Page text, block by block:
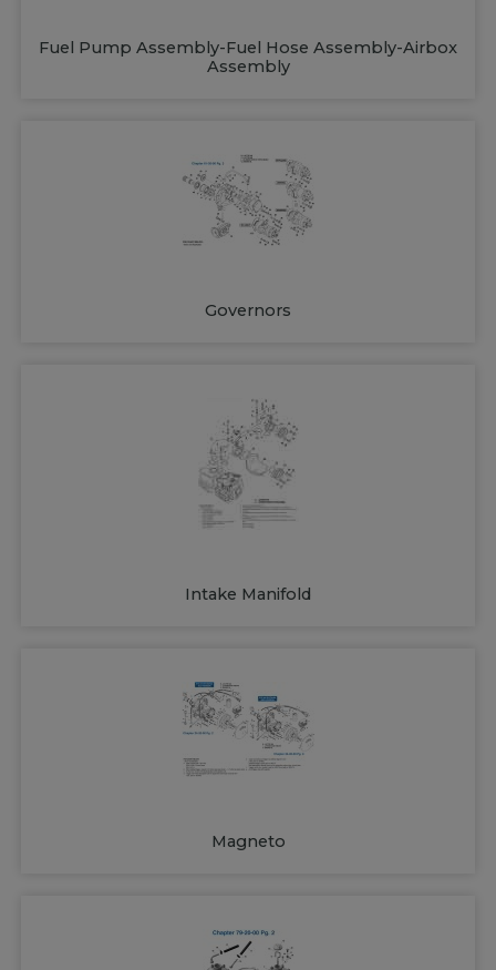
Fuel Pump Assembly-Fuel Hose Assembly-Airbox
Assembly
Governors
Intake Manifold
Magneto